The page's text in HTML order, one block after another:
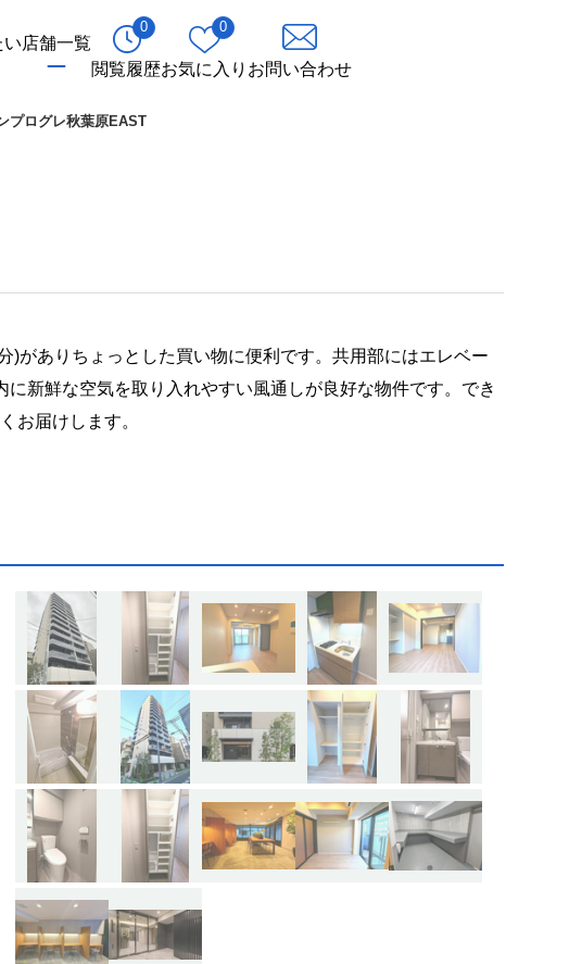
い店舗一覧
0
閲覧履歴
0
お気に入り お問い合わせ
プログレ秋葉原EAST
がありちょっとした買い物に便利です。共用部にはエレベー
新鮮な空気を取り入れやすい風通しが良好な物件です。でき
お届けします。